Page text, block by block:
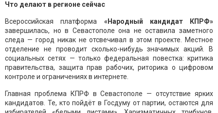
Что делают в регионе сейчас
Всероссийская платформа «Народный кандидат КПРФ»
завершилась, но в Севастополе она не оставила заметного
следа — город никак не отсвечивал в этом проекте. Местное
отделение не проводит сколько-нибудь значимых акций. В
социальных сетях — только федеральная повестка: критика
правительства, защита прав рабочих, риторика о цифровом
контроле и ограничениях в интернете.
Главная проблема КПРФ в Севастополе — отсутствие ярких
кандидатов. Те, кто пойдёт в Госдуму от партии, остаются для